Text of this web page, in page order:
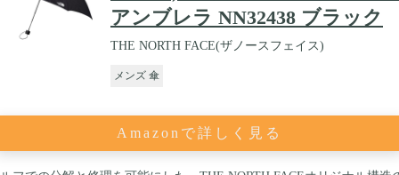
アンブレラ NN32438 ブラック
THE NORTH FACE(ザノースフェイス)
メンズ 傘
Amazonで詳しく見る